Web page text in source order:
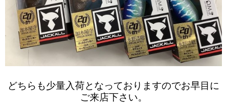
どちらも少量入荷となっておりますのでお早目に
ご来店下さい。